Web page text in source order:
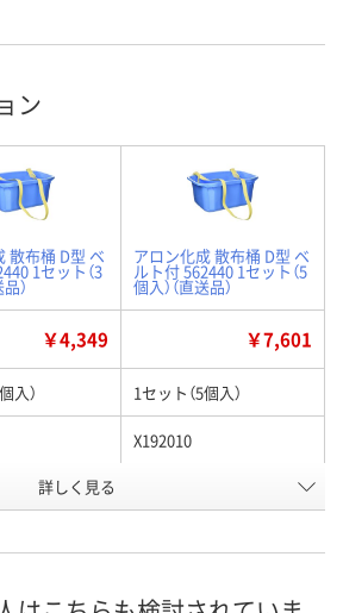
ン
散布桶 D型 ベ
1セット（3
）
アロン化成 散布桶 D型 ベ
ルト付 562440 1セット（5
個入）（直送品）
￥4,349 ￥7,601
入） 1セット（5個入）
X192010
数量
詳しく見る